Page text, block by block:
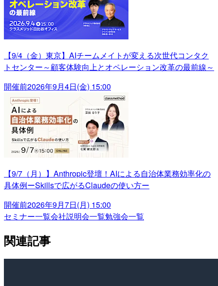
【9/4（金）東京】AIチームメイトが変える次世代コンタク
トセンター～顧客体験向上とオペレーション改革の最前線～
開催前2026年9月4日(金) 15:00
【9/7（月）】Anthropic登壇！AIによる自治体業務効率化の
具体例ーSkillsで広がるClaudeの使い方ー
開催前2026年9月7日(月) 15:00
セミナー一覧会社説明会一覧勉強会一覧
関連記事